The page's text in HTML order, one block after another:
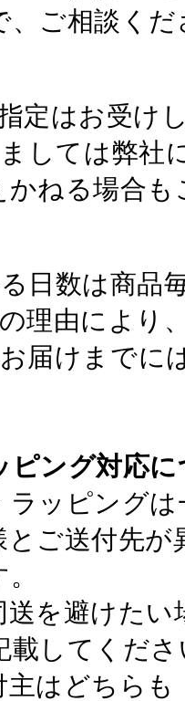
、ご相談くだ
定はお受け
しては弊社
かねる場合
日数は商品
理由により
届けまでに
ピング対応
ラッピング
とご送付先
を避けた
載してくださ
主はどちら